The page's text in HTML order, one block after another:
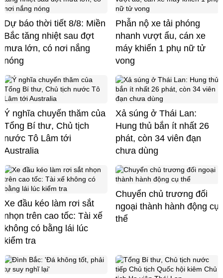
Dự báo thời tiết 8/8: Miền
Bắc tăng nhiệt sau đợt
mưa lớn, có nơi nắng
nóng
Phẫn nộ xe tải phóng
nhanh vượt ẩu, cán xe
máy khiến 1 phụ nữ tử
vong
Ý nghĩa chuyến thăm của
Tổng Bí thư, Chủ tịch
nước Tô Lâm tới
Australia
Xả súng ở Thái Lan:
Hung thủ bắn ít nhất 26
phát, còn 34 viên đạn
chưa dùng
Xe đầu kéo làm rơi sắt
nhọn trên cao tốc: Tài xế
không có bằng lái lúc
kiểm tra
Chuyển chủ trương đối
ngoại thành hành động cụ
thể